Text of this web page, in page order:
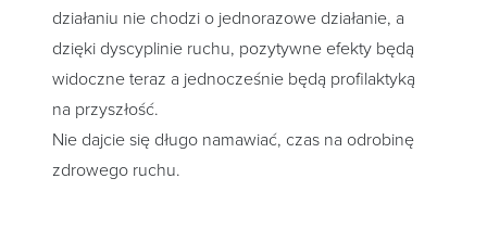
działaniu nie chodzi o jednorazowe działanie, a
dzięki dyscyplinie ruchu, pozytywne efekty będą
widoczne teraz a jednocześnie będą profilaktyką
na przyszłość.
Nie dajcie się długo namawiać, czas na odrobinę
zdrowego ruchu.